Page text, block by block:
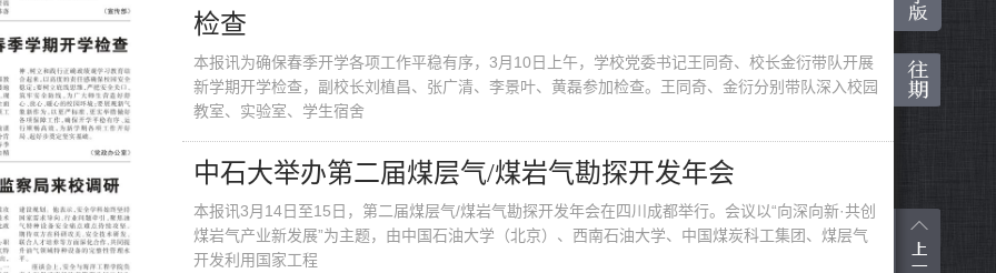
检查
本报讯为确保春季开学各项工作平稳有序，3月10日上午，学校党委书记王同奇、校长金衍带队开展
新学期开学检查，副校长刘植昌、张广清、李景叶、黄磊参加检查。王同奇、金衍分别带队深入校园
教室、实验室、学生宿舍
中石大举办第二届煤层气/煤岩气勘探开发年会
本报讯3月14日至15日，第二届煤层气/煤岩气勘探开发年会在四川成都举行。会议以“向深向新·共创
煤岩气产业新发展”为主题，由中国石油大学（北京）、西南石油大学、中国煤炭科工集团、煤层气
开发利用国家工程